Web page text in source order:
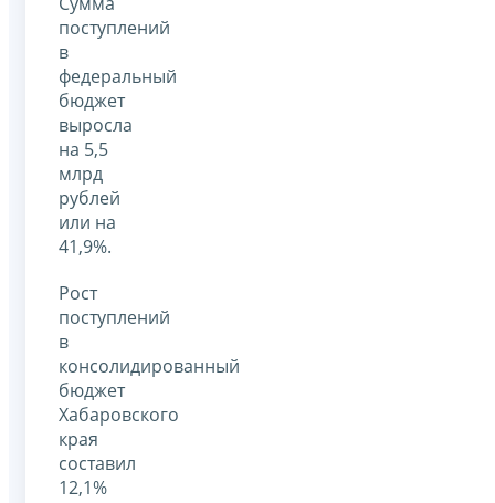
поступлений
в
федеральный
бюджет
выросла
на 5,5
млрд
рублей
или на
41,9%.
Рост
поступлений
в
консолидированный
бюджет
Хабаровского
края
составил
12,1%